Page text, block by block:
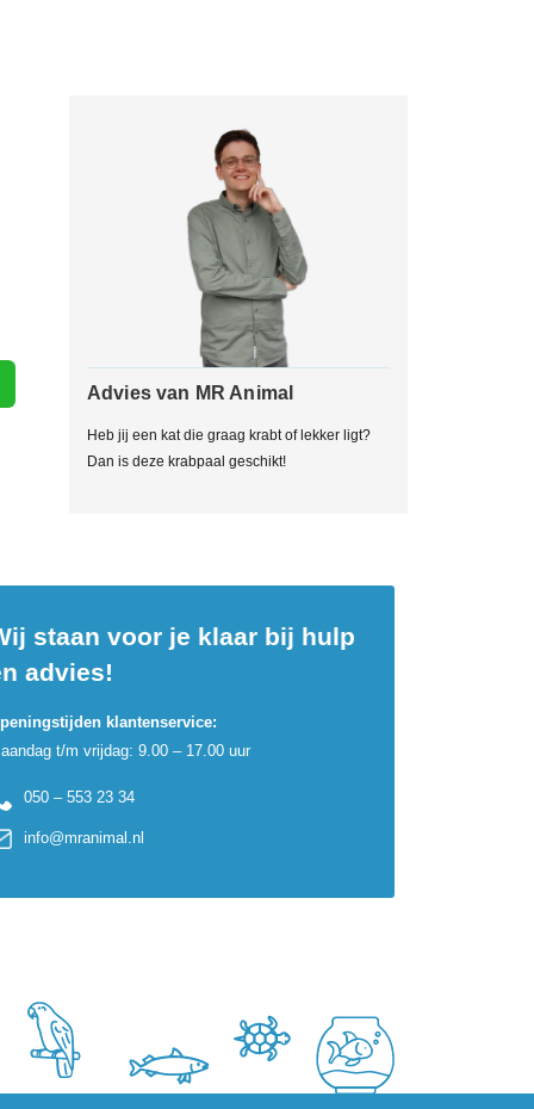
Advies van MR Animal
Heb jij een kat die graag krabt of lekker ligt?
Dan is deze krabpaal geschikt!
staan voor je klaar bij hulp
advies!
klantenservice:
t/m vrijdag: 9.00 – 17.00 uur
050 – 553 23 34
info@mranimal.nl